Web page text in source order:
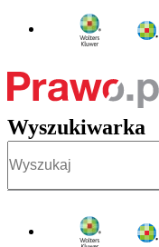
Wyszukiwarka